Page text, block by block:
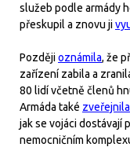
služeb podle armády
přeskupil a znovu ji
Pozdějioznámila, že
zařízení zabila a
80 lidí včetně členů
Armáda také zveřejnila
jak se vojáci dostávají
nemocničním